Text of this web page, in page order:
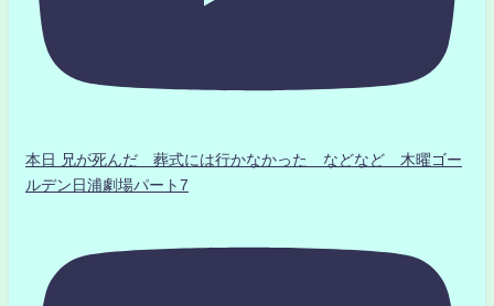
本日 兄が死んだ 葬式には行かなかった などなど 木曜ゴー
ルデン日浦劇場パート7